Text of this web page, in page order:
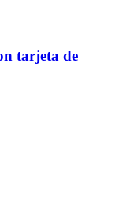
tarjeta de